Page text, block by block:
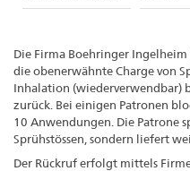
Die Firma Boehringer
die obenerwähnte Charge von
Inhalation (wiederverwendbar)
zurück. Bei einigen Patronen
10 Anwendungen. Die Patrone
Sprühstössen, sondern liefert
Der Rückruf erfolgt mittels